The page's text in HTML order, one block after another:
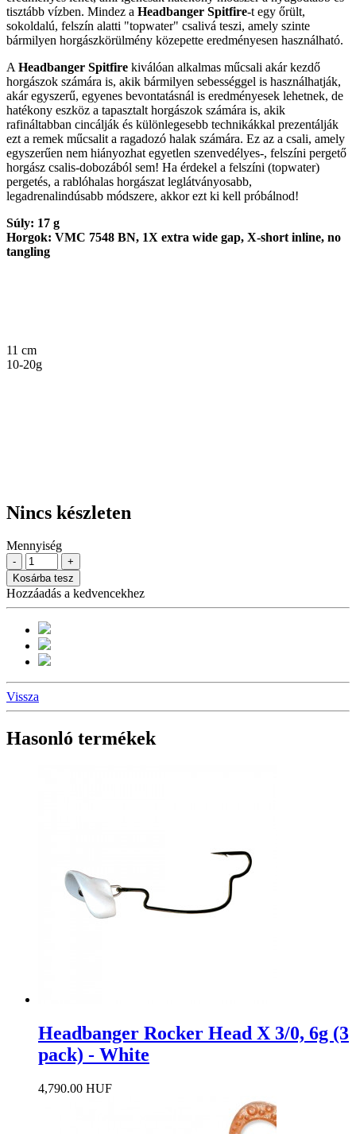
tisztább vízben. Mindez a Headbanger Spitfire-t egy őrült,
sokoldalú, felszín alatti "topwater" csalivá teszi, amely szinte
bármilyen horgászkörülmény közepette eredményesen használható.
A Headbanger Spitfire kiválóan alkalmas műcsali akár kezdő
horgászok számára is, akik bármilyen sebességgel is használhatják,
akár egyszerű, egyenes bevontatásnál is eredményesek lehetnek, de
hatékony eszköz a tapasztalt horgászok számára is, akik
rafináltabban cincálják és különlegesebb technikákkal prezentálják
ezt a remek műcsalit a ragadozó halak számára. Ez az a csali, amely
egyszerűen nem hiányozhat egyetlen szenvedélyes-, felszíni pergető
horgász csalis-dobozából sem! Ha érdekel a felszíni (topwater)
pergetés, a rablóhalas horgászat leglátványosabb,
legadrenalindúsabb módszere, akkor ezt ki kell próbálnod!
Súly: 17 g
Horgok: VMC 7548 BN, 1X extra wide gap, X-short inline, no
tangling
11 cm
10-20g
Nincs készleten
Mennyiség
-
+
Kosárba tesz
Hozzáadás a kedvencekhez
Vissza
Hasonló termékek
Headbanger Rocker Head X 3/0, 6g (3
pack) - White
4,790.00 HUF